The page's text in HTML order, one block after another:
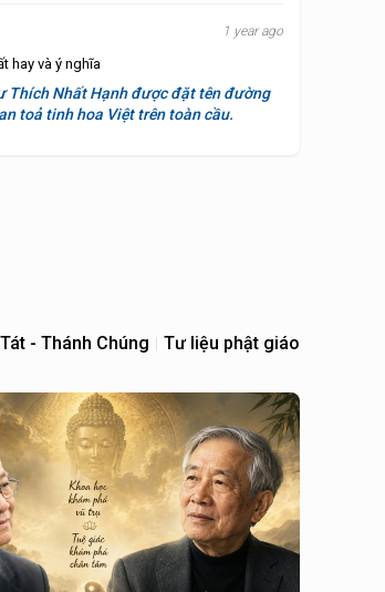
1 year ago
hay và ý nghĩa
Thích Nhất Hạnh được đặt tên đường
toả tinh hoa Việt trên toàn cầu.
- Thánh Chúng | Tư liệu phật giáo